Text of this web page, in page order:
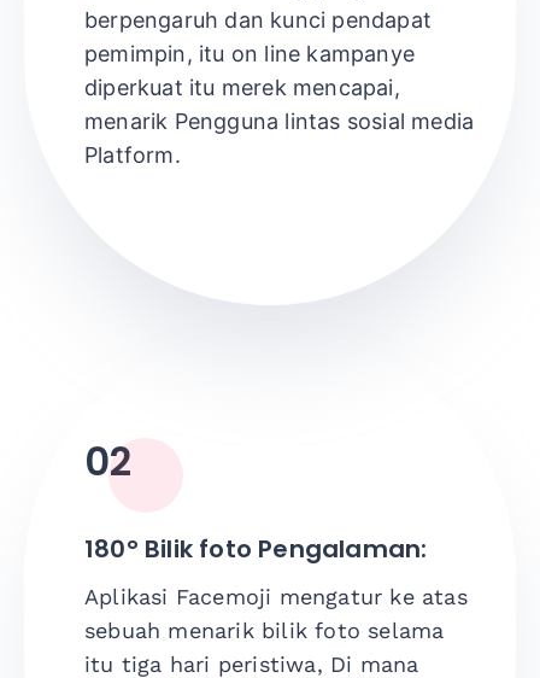
berpengaruh dan kunci pendapat
pemimpin, itu on line kampanye
diperkuat itu merek mencapai,
menarik Pengguna lintas sosial media
Platform.
02
180° Bilik foto Pengalaman:
Aplikasi Facemoji mengatur ke atas
sebuah menarik bilik foto selama
itu tiga hari peristiwa, Di mana